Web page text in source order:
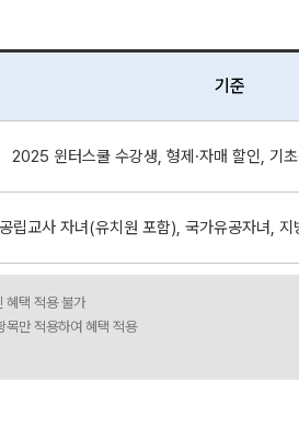
기준
2025 윈터스쿨 수강생, 형제·자매 할인, 기
립교사 자녀(유치원 포함), 국가유공자녀,
혜택 적용 불가
목만 적용하여 혜택 적용